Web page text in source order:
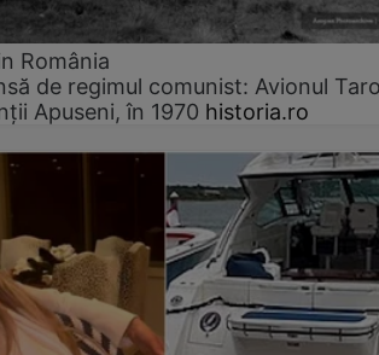
România
de regimul comunist: Avionul
Apuseni, în 1970 historia.ro